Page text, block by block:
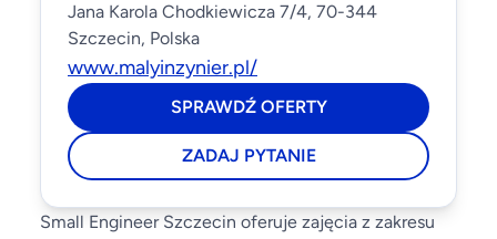
Jana Karola Chodkiewicza 7/4, 70-344
Szczecin, Polska
www.malyinzynier.pl/
SPRAWDŹ OFERTY
ZADAJ PYTANIE
Small Engineer Szczecin oferuje zajęcia z zakresu